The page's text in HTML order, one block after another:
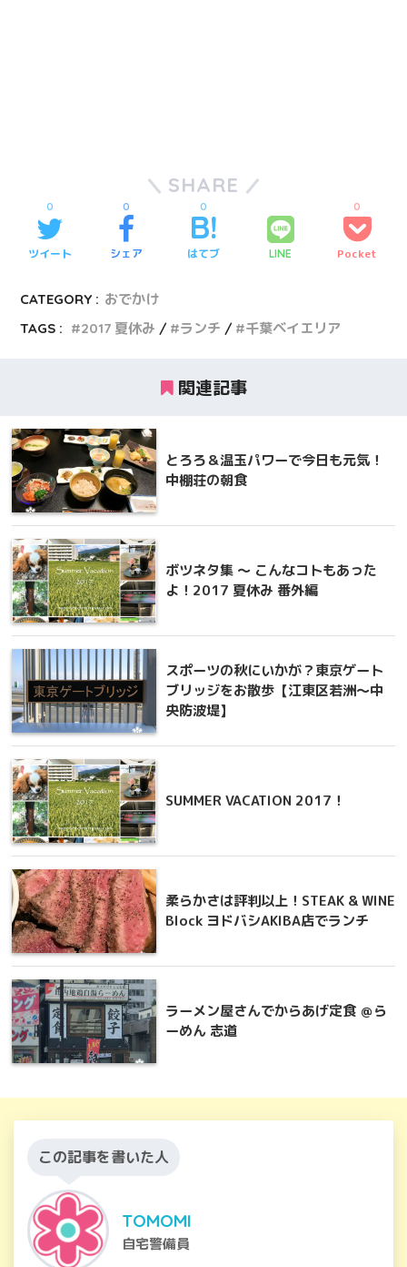
SHARE
ツイート
0
シェア
0
はてブ
0
LINE Pocket
0
CATEGORY : おでかけ
TAGS :
2017 夏休み ランチ 千葉ベイエリア
関連記事
とろろ＆温玉パワーで今日も元気！
中棚荘の朝食
ボツネタ集 ～ こんなコトもあった
よ！2017 夏休み 番外編
スポーツの秋にいかが？東京ゲート
ブリッジをお散歩【江東区若洲～中
央防波堤】
SUMMER VACATION 2017！
柔らかさは評判以上！STEAK & WINE
Block ヨドバシAKIBA店でランチ
ラーメン屋さんでからあげ定食 ＠ら
ーめん 志道
この記事を書いた人
TOMOMI
自宅警備員